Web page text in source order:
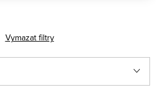
Vymazat filtry